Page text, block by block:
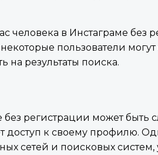
человека в Инстаграме без
пользователи
на результаты поиска.
регистрации может быть
доступ к своему профилю.
сетей и поисковых систем,